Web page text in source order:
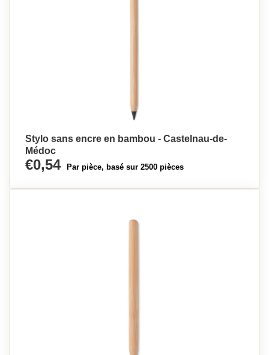
Stylo sans encre en bambou - Castelnau-de-
Médoc
€0,54 Par pièce, basé sur 2500 pièces